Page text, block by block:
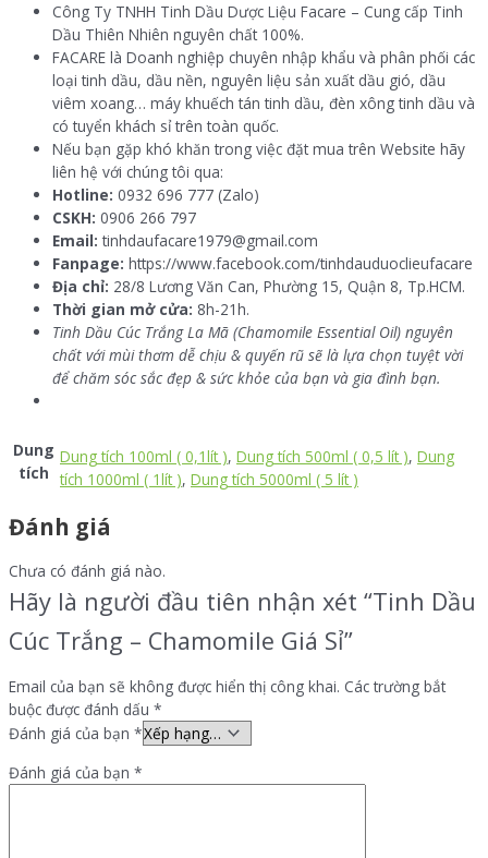
Công Ty TNHH Tinh Dầu Dược Liệu Facare – Cung cấp Tinh
Dầu Thiên Nhiên nguyên chất 100%.
FACARE là Doanh nghiệp chuyên nhập khẩu và phân phối các
loại tinh dầu, dầu nền, nguyên liệu sản xuất dầu gió, dầu
viêm xoang… máy khuếch tán tinh dầu, đèn xông tinh dầu và
có tuyển khách sỉ trên toàn quốc.
Nếu bạn gặp khó khăn trong việc đặt mua trên Website hãy
liên hệ với chúng tôi qua:
Hotline: 0932 696 777 (Zalo)
CSKH: 0906 266 797
Email: tinhdaufacare1979@gmail.com
Fanpage: https://www.facebook.com/tinhdauduoclieufacare
Địa chỉ: 28/8 Lương Văn Can, Phường 15, Quận 8, Tp.HCM.
Thời gian mở cửa: 8h-21h.
Tinh Dầu Cúc Trắng La Mã (Chamomile Essential Oil) nguyên
chất với mùi thơm dễ chịu & quyến rũ sẽ là lựa chọn tuyệt vời
để chăm sóc sắc đẹp & sức khỏe của bạn và gia đình bạn.
Dung
tích
Dung tích 100ml ( 0,1lít ), Dung tích 500ml ( 0,5 lít ), Dung
tích 1000ml ( 1lít ), Dung tích 5000ml ( 5 lít )
Đánh giá
Chưa có đánh giá nào.
Hãy là người đầu tiên nhận xét “Tinh Dầu
Cúc Trắng – Chamomile Giá Sỉ”
Email của bạn sẽ không được hiển thị công khai. Các trường bắt
buộc được đánh dấu *
Đánh giá của bạn *
Đánh giá của bạn *